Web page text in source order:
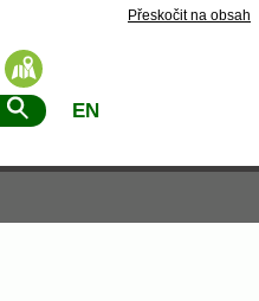
Přeskočit na obsah
EN